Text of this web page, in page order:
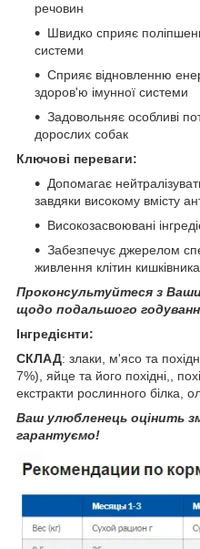
речовин
Швидко сприяє
системи
Сприяє відновленню
здоров'ю імунної системи
Задовольняє особливі
дорослих собак
Ключові переваги:
Допомагає
завдяки високому вмісту
Високозасвоювані
Забезпечує джерелом
живлення клітин
Проконсультуйтеся з
щодо подальшого
Інгредієнти:
СКЛАД: злаки, м'ясо та
7%), яйце та його похідні,,
екстракти рослинного білка,
Ваш улюбленець оцінить
гарантуємо!